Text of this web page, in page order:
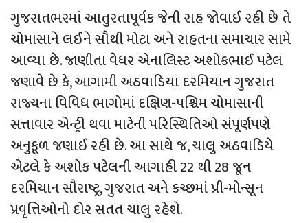
ગુજરાતભરમાં આતુરતાપૂર્વક જેની રાહ જોવાઈ રહી છે તે
ચોમાસાને લઈને સૌથી મોટા અને રાહતના સમાચાર સામે
આવ્યા છે. જાણીતા વેધર એનાલિસ્ટ અશોકભાઈ પટેલ
જણાવે છે કે, આગામી અઠવાડિયા દરમિયાન ગુજરાત
રાજ્યના વિવિધ ભાગોમાં દક્ષિણ-પશ્ચિમ ચોમાસાની
સત્તાવાર એન્ટ્રી થવા માટેની પરિસ્થિતિઓ સંપૂર્ણપણે
અનુકૂળ જણાઈ રહી છે. આ સાથે જ, ચાલુ અઠવાડિયે
એટલે કે અશોક પટેલની આગાહી 22 થી 28 જૂન
દરમિયાન સૌરાષ્ટ્ર, ગુજરાત અને કચ્છમાં પ્રી-મોન્સૂન
પ્રવૃત્તિઓનો દોર સતત ચાલુ રહેશે.